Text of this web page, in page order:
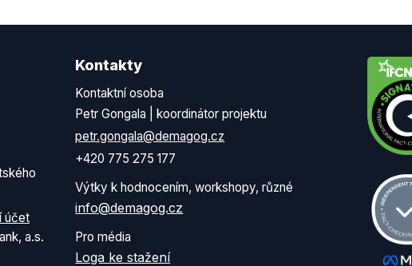
účet
a.s.
Kontakty
Kontaktní osoba
Petr Gongala | koordinátor projektu
petr.gongala@demagog.cz
+420 775 275 177
Výtky k hodnocením, workshopy, různé
info@demagog.cz
Pro média
Loga ke stažení